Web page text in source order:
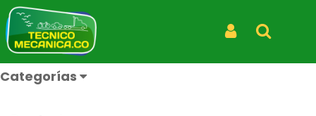
Categorías
REVISIÓN
TECNICOMECÁNICA